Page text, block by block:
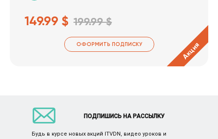
149.99 $ 199.99 $
ОФОРМИТЬ ПОДПИСКУ Акция
ПОДПИШИСЬ НА РАССЫЛКУ
Будь в курсе новых акций ITVDN, видео уроков и